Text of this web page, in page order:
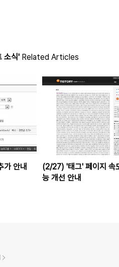
소식' Related Articles
가 안내
(2/27) '태그' 페이지 속
능 개선 안내